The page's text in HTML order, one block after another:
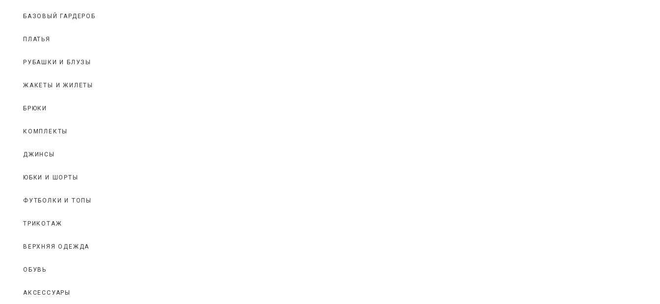
БАЗОВЫЙ ГАРДЕРОБ
ПЛАТЬЯ
РУБАШКИ И БЛУЗЫ
ЖАКЕТЫ И ЖИЛЕТЫ
БРЮКИ
КОМПЛЕКТЫ
ДЖИНСЫ
ЮБКИ И ШОРТЫ
ФУТБОЛКИ И ТОПЫ
ТРИКОТАЖ
ВЕРХНЯЯ ОДЕЖДА
ОБУВЬ
АКСЕССУАРЫ